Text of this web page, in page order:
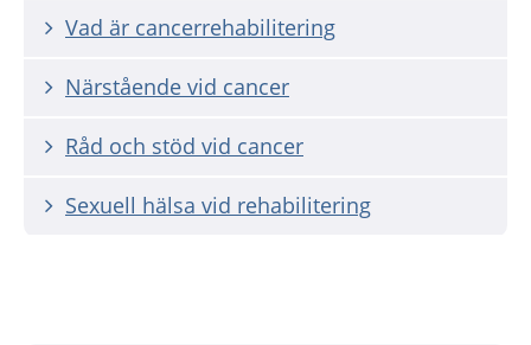
Vad är cancerrehabilitering
Närstående vid cancer
Råd och stöd vid cancer
Sexuell hälsa vid rehabilitering